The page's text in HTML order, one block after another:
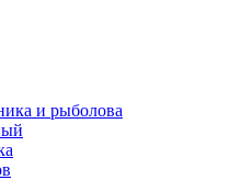
и рыболова